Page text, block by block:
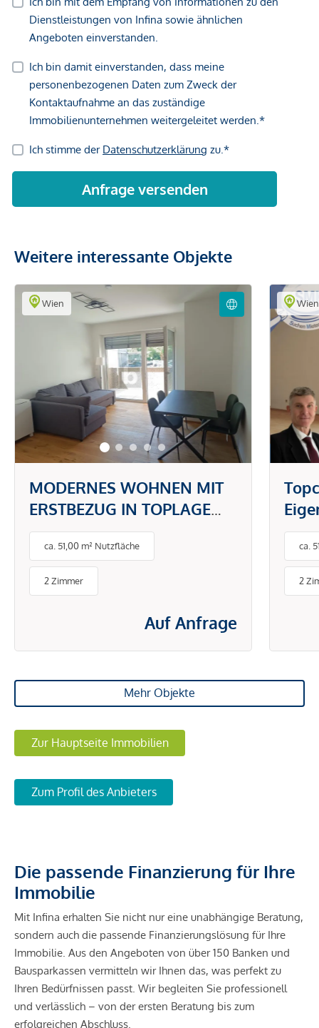
Weitere interessante Objekte
Wien
MODERNES WOHNEN MIT
ERSTBEZUG IN TOPLAGE
DONAUSTADT -
PAUSCHALMIETE INKL.
BETRIEBS- UND
ENERGIEKOSTEN
ca. 51,00 m² Nutzfläche
2 Zimmer
Auf Anfrage
Wien
ca.
2
Mehr Objekte
Zur Hauptseite Immobilien
Zum Profil des Anbieters
Die passende Finanzierung für Ihre
Immobilie
Mit Infina erhalten Sie nicht nur eine unabhängige Beratung,
sondern auch die passende Finanzierungslösung für Ihre
Immobilie. Aus den Angeboten von über 150 Banken und
Bausparkassen vermitteln wir Ihnen das, was perfekt zu
Ihren Bedürfnissen passt. Wir begleiten Sie professionell
und verlässlich – von der ersten Beratung bis zum
erfolgreichen Abschluss.